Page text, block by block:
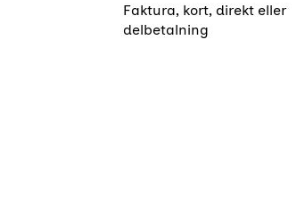
Faktura, kort, direkt eller
delbetalning